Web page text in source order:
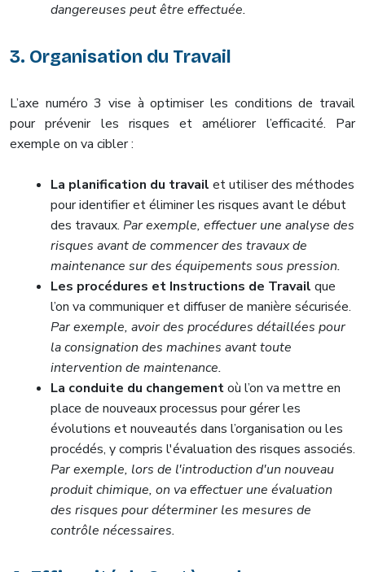
dangereuses peut être effectuée.
3. Organisation du Travail
L’axe numéro 3 vise à optimiser les conditions de travail
pour prévenir les risques et améliorer l’efficacité. Par
exemple on va cibler :
La planification du travail et utiliser des méthodes
pour identifier et éliminer les risques avant le début
des travaux. Par exemple, effectuer une analyse des
risques avant de commencer des travaux de
maintenance sur des équipements sous pression.
Les procédures et Instructions de Travail que
l’on va communiquer et diffuser de manière sécurisée.
Par exemple, avoir des procédures détaillées pour
la consignation des machines avant toute
intervention de maintenance.
La conduite du changementoù l’on va mettre en
place de nouveaux processus pour gérer les
évolutions et nouveautés dans l’organisation ou les
procédés, y compris l'évaluation des risques associés.
Par exemple, lors de l'introduction d'un nouveau
produit chimique, on va effectuer une évaluation
des risques pour déterminer les mesures de
contrôle nécessaires.